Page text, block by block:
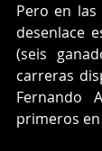
Pero en las
desenlace
(seis
carreras
Fernando
primeros